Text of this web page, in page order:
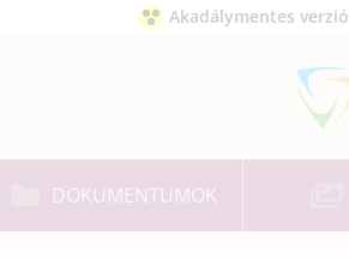
Akadálymentes verzió
DOKUMENTUMOK